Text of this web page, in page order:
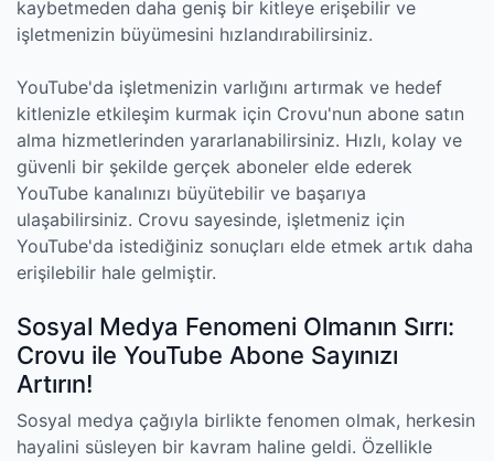
kaybetmeden daha geniş bir kitleye erişebilir ve
işletmenizin büyümesini hızlandırabilirsiniz.
YouTube'da işletmenizin varlığını artırmak ve hedef
kitlenizle etkileşim kurmak için Crovu'nun abone satın
alma hizmetlerinden yararlanabilirsiniz. Hızlı, kolay ve
güvenli bir şekilde gerçek aboneler elde ederek
YouTube kanalınızı büyütebilir ve başarıya
ulaşabilirsiniz. Crovu sayesinde, işletmeniz için
YouTube'da istediğiniz sonuçları elde etmek artık daha
erişilebilir hale gelmiştir.
Sosyal Medya Fenomeni Olmanın Sırrı:
Crovu ile YouTube Abone Sayınızı
Artırın!
Sosyal medya çağıyla birlikte fenomen olmak, herkesin
hayalini süsleyen bir kavram haline geldi. Özellikle